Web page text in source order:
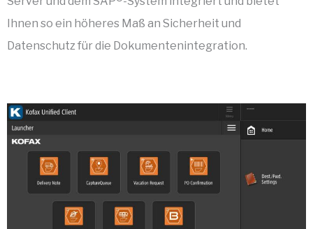
Ihnen so ein höheres Maß an Sicherheit und
Datenschutz für die Dokumentenintegration.